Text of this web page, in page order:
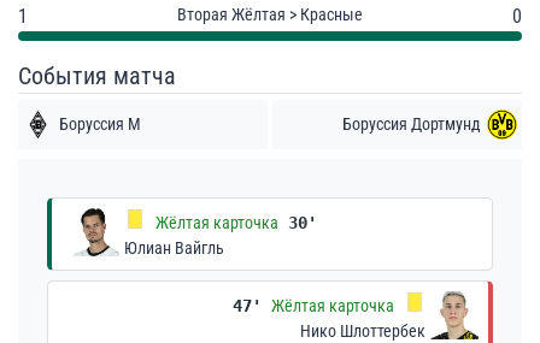
1 Вторая Жёлтая > Красные 0
События матча
Боруссия М Боруссия Дортмунд
Жёлтая карточка 30'
Юлиан Вайгль
47'
Жёлтая карточка
Нико Шлоттербек